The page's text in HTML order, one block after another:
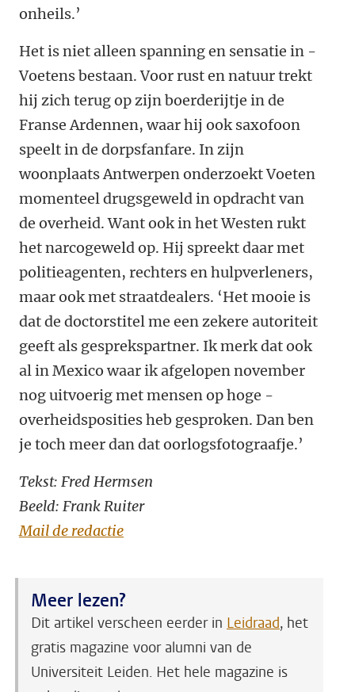
onheils.’
Het is niet alleen spanning en sensatie in ­
Voetens bestaan. Voor rust en natuur trekt
hij zich terug op zijn boerderijtje in de
Franse Ardennen, waar hij ook saxofoon
speelt in de ­dorpsfanfare. In zijn
woonplaats Antwerpen onderzoekt ­Voeten
momenteel drugsgeweld in opdracht van
de overheid. Want ook in het Westen rukt
het ­narcogeweld op. Hij spreekt daar met
politie­agenten, rechters en hulpverleners,
maar ook met straatdealers. ‘Het mooie is
dat de doctors­titel me een zekere autoriteit
geeft als ­gesprekspartner. Ik merk dat ook
al in Mexico waar ik afgelopen november
nog uitvoerig met mensen op hoge ­
overheidsposities heb gesproken. Dan ben
je toch meer dan dat oorlogsfotograafje.’
Tekst: Fred Hermsen
Beeld: Frank Ruiter
Mail de redactie
Meer lezen?
Dit artikel verscheen eerder in Leidraad, het
gratis magazine voor alumni van de
Universiteit Leiden. Het hele magazine is